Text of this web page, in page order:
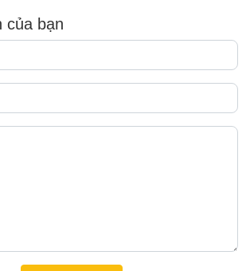
của bạn